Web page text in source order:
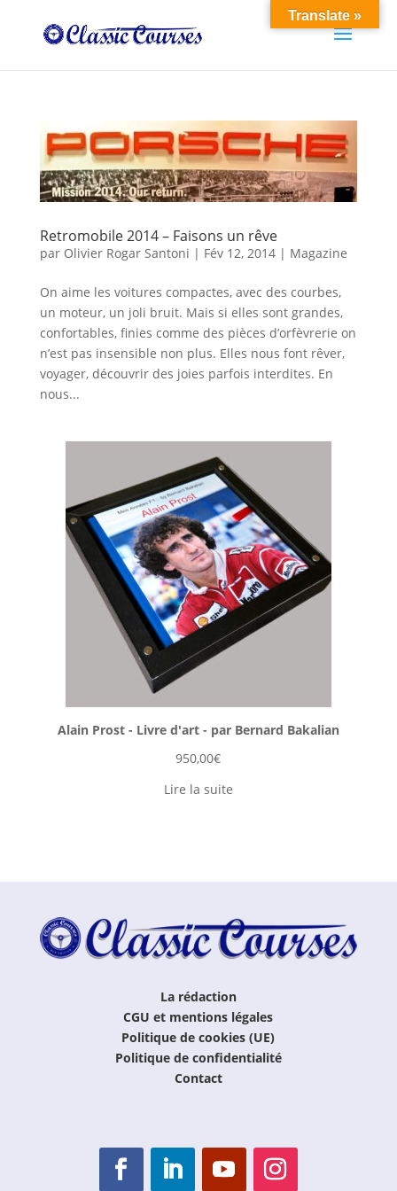
Retromobile 2014 – Faisons un rêve
par Olivier Rogar Santoni | Fév 12, 2014| Magazine
On aime les voitures compactes, avec des courbes,
un moteur, un joli bruit. Mais si elles sont grandes,
confortables, finies comme des pièces d’orfèvrerie on
n’est pas insensible non plus. Elles nous font rêver,
voyager, découvrir des joies parfois interdites. En
nous...
Alain Prost - Livre d'art - par Bernard Bakalian
950,00€
Lire la suite
La rédaction
CGU et mentions légales
Politique de cookies (UE)
Politique de confidentialité
Contact
Translate »